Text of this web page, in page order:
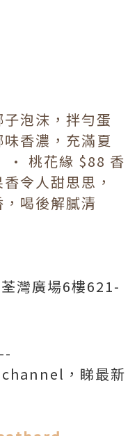
泡沫，拌勻蛋
香濃，充滿夏
· 桃花緣 $88 香
令人甜思思，
喝後解膩清
灣廣場6樓621-
，睇最新